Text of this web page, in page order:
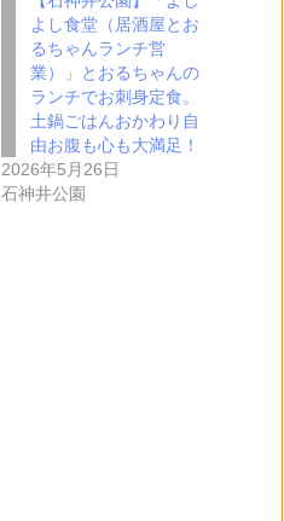
よし食堂（居酒屋とお
るちゃんランチ営
業）」とおるちゃんの
ランチでお刺身定食。
土鍋ごはんおかわり自
由お腹も心も大満足！
2026年5月26日
石神井公園